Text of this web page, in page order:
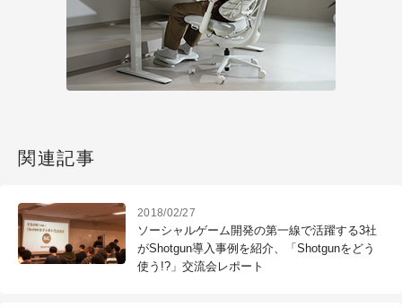
関連記事
2018/02/27
ソーシャルゲーム開発の第一線で活躍する3社
がShotgun導入事例を紹介、「Shotgunをどう
使う!?」交流会レポート